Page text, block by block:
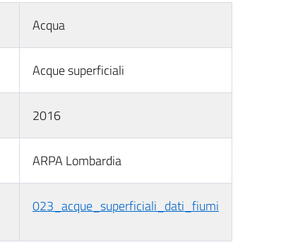
Acqua
Acque superficiali
2016
ARPA Lombardia
023_acque_superficiali_dati_fiumi